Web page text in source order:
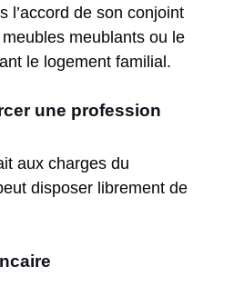
l’accord de son conjoint
meublants ou le
le logement familial.
une profession
aux charges du
disposer librement de